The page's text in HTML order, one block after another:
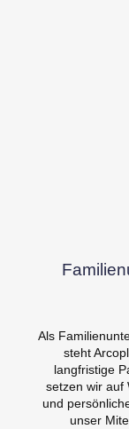
Als
steht
langfristige
setzen wir auf
und
unser